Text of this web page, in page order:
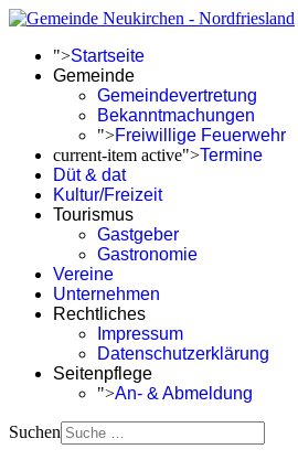
">Startseite
Gemeinde
Gemeindevertretung
Bekanntmachungen
">Freiwillige Feuerwehr
current-item active">Termine
Düt & dat
Kultur/Freizeit
Tourismus
Gastgeber
Gastronomie
Vereine
Unternehmen
Rechtliches
Impressum
Datenschutzerklärung
Seitenpflege
">An- & Abmeldung
Suchen